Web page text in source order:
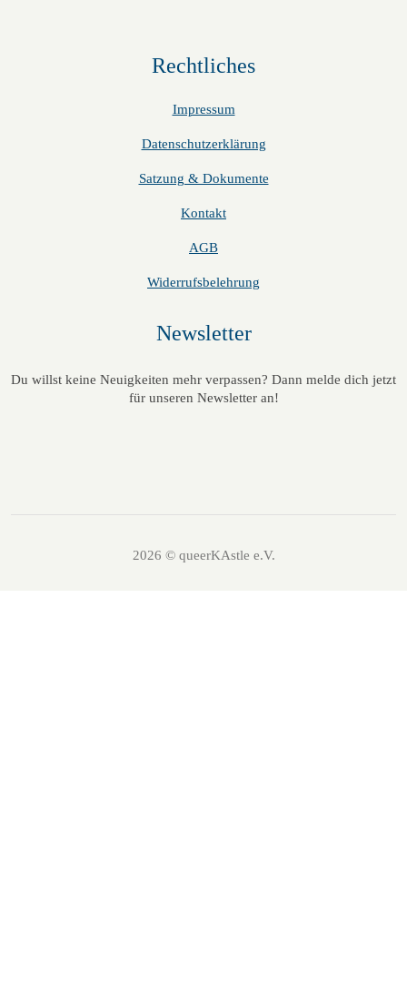
Rechtliches
Impressum
Datenschutzerklärung
Satzung & Dokumente
Kontakt
AGB
Widerrufsbelehrung
Newsletter
Du willst keine Neuigkeiten mehr verpassen? Dann melde dich jetzt
für unseren Newsletter an!
2026 © queerKAstle e.V.